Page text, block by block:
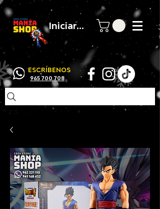
Iniciar sesión
ESCRÍBENOS
965 700 708